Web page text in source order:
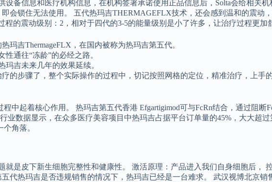
备信息和医疗机构信息，在机构签署承诺使用正品信息后，Solta会给相关
会锁住无法使用。 五代热玛吉THERMAGEFLX技术，还会感到温和的震动
的震动级别：2，相对于四代的3-5的能量级别是小了许多，让治疗过程更加
玛吉ThermageFLX，在国内被称为热玛吉第五代。
通往“冻龄”的必经之路。
吉未来几年的效果延续。
的步骤了，整个实际操作的过程中，切记按照网格的定位，精准治疗，上
中起着核心作用。 热玛吉第五代香港 Efgartigimod可与FcRn结合，通过阻
业数据显示，在众多医疗美容项目中热玛吉占据平台订单量的45%，大大超
角落。
是皮下新生细胞完整性和健康性。 激活原理：产品进入我们自身细胞后，
代热玛吉是否违规销售的情况下，热玛吉已经是一台难求。 武汉视博北京